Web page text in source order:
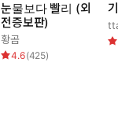
눈물보다 빨리 (외
전증보판)
황곰
4.6(425)